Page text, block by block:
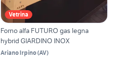
Vetrina
Forno alfa FUTURO gas legna
hybrid GIARDINO INOX
Ariano Irpino(AV)